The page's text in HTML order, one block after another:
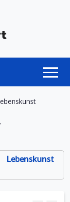
Lebenskunst